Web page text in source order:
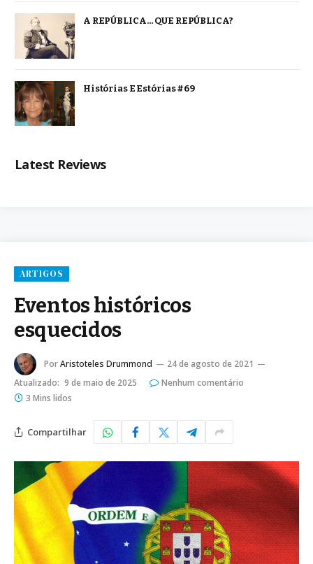
A REPÚBLICA… QUE REPÚBLICA?
Histórias E Estórias #69
Latest Reviews
ARTIGOS
Eventos históricos
esquecidos
PorAristoteles Drummond
24 de agosto de 2021
Atualizado: 9 de maio de 2025
Nenhum comentário
3 Mins lidos
Compartilhar